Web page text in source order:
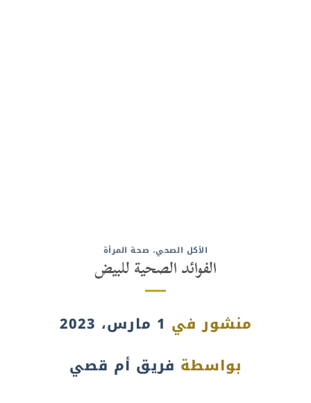
الأكل الصحي، صحة المرأة
الفوائد الصحية للبيض
منشور في 1 مارس، 2023
بواسطة فريق أم قصي